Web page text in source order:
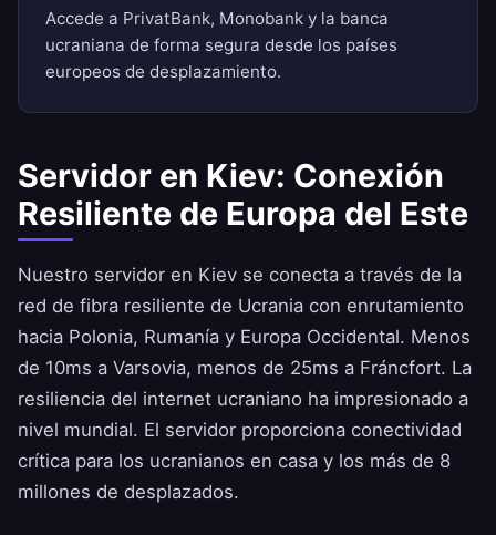
Accede a PrivatBank, Monobank y la banca
ucraniana de forma segura desde los países
europeos de desplazamiento.
Servidor en Kiev: Conexión
Resiliente de Europa del Este
Nuestro servidor en Kiev se conecta a través de la
red de fibra resiliente de Ucrania con enrutamiento
hacia Polonia, Rumanía y Europa Occidental. Menos
de 10ms a Varsovia, menos de 25ms a Fráncfort. La
resiliencia del internet ucraniano ha impresionado a
nivel mundial. El servidor proporciona conectividad
crítica para los ucranianos en casa y los más de 8
millones de desplazados.